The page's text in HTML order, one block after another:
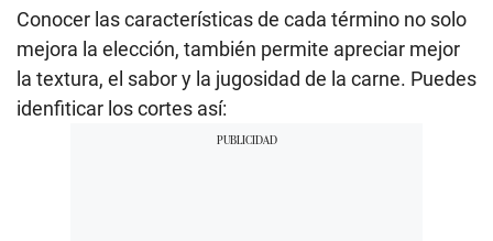
Conocer las características de cada término no solo
mejora la elección, también permite apreciar mejor
la textura, el sabor y la jugosidad de la carne. Puedes
idenfiticar los cortes así: